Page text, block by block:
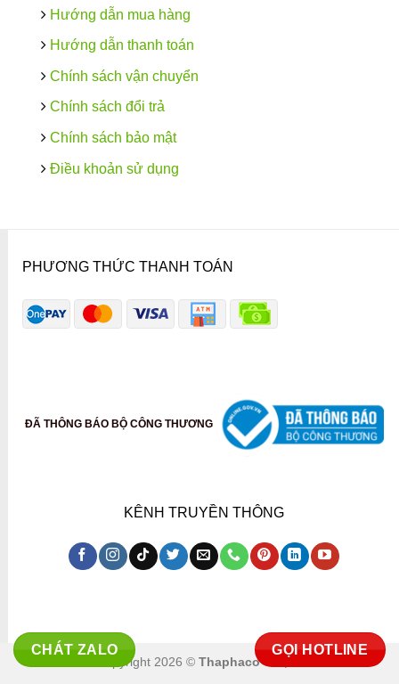
Hướng dẫn mua hàng
Hướng dẫn thanh toán
Chính sách vận chuyển
Chính sách đổi trả
Chính sách bảo mật
Điều khoản sử dụng
PHƯƠNG THỨC THANH TOÁN
ĐÃ THÔNG BÁO BỘ CÔNG THƯƠNG
KÊNH TRUYỀN THÔNG
CHÁT ZALO GỌI HOTLINE
Copyright 2026 © Thaphaco Co.,ltd